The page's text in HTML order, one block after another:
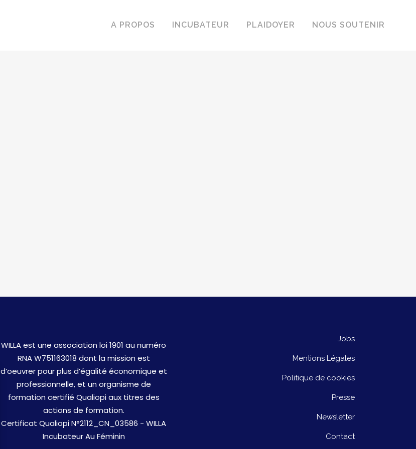
A PROPOS INCUBATEUR PLAIDOYER NOUS SOUTENIR
WILLA est une association loi 1901 au numéro
RNA W751163018 dont la mission est
d’oeuvrer pour plus d’égalité économique et
professionnelle, et un organisme de
formation certifié Qualiopi aux titres des
actions de formation.
Certificat Qualiopi N°2112_CN_03586 - WILLA
Incubateur Au Féminin
Jobs
Mentions Légales
Politique de cookies
Presse
Newsletter
Contact